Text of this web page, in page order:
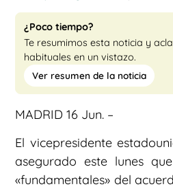
¿Poco tiempo?
Te resumimos esta noticia y
habituales en un vistazo.
Ver resumen de la noticia
MADRID 16 Jun. –
El vicepresidente
asegurado este lunes
«fundamentales» del